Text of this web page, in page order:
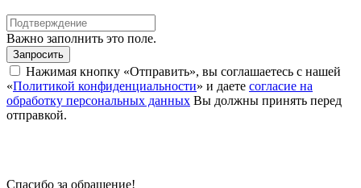
Важно заполнить это поле.
Запросить
Нажимая кнопку «Отправить», вы соглашаетесь с нашей
«Политикой конфиденциальности» и даете согласие на
обработку персональных данных Вы должны принять перед
отправкой.
Спасибо за обращение!